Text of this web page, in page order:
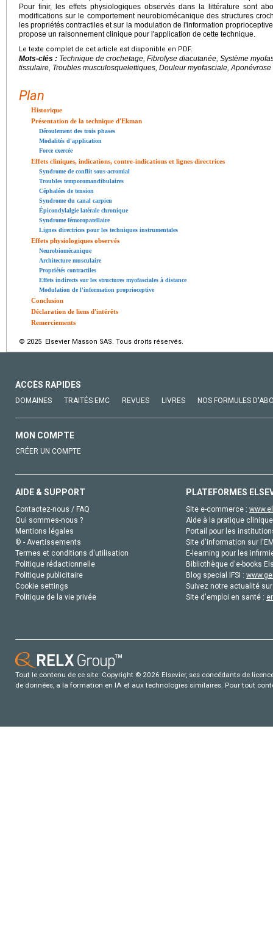
Pour finir, les effets physiologiques observés dans la littérature sont
modifications sur le comportement neurobiomécanique des structures
les propriétés contractiles et sur la modulation de l'information
propose un raisonnement clinique pour l'application de cette technique.
Le texte complet de cet article est disponible en PDF.
Mots-clés : Technique de crochetage, Fibrolyse diacutanée, Système
tissulaire, Troubles musculosquelettiques, Douleur myofasciale, Aponévrose
Plan
Historique
Présentation de la technique d'Ekman
Déroulement des trois phases
Modalités d'application
Force exercée
Effets cliniques, indications, contre-indications et lignes directrices
Syndrome de conflit sous-acromial
Troubles temporomandibulaires
Céphalées de tension
Syndrome du canal carpien
Épicondylalgie latérale chronique
Syndrome fémoropatellaire
Lignes directrices pour les techniques instrumentales
Effets physiologiques observés
Neurobiomécanique
Architecture musculaire
Propriétés contractiles
Effets indirects sur les structures myofasciales à distance
Modulation de l'information proprioceptive
Conclusion
Déclaration de liens d'intérêts
Remerciements
© 2025 Elsevier Masson SAS. Tous droits réservés.
ACCÈS RAPIDES
DOMAINES TRAITÉS EMC REVUES LIVRES NOS FORMULES
MON COMPTE
CRÉER UN COMPTE
AIDE & SUPPORT
Contactez-nous / FAQ
Qui sommes-nous ?
Mentions légales
© - Avertissements
Termes et conditions d'utilisation
Politique rédactionnelle
Politique publicitaire
Cookie settings
Politique de la vie privée
PLATEFORMES
Site e-commerce :
Aide à la pratique
Portail pour les
Site d'information sur
E-learning pour les
Bibliothèque d'e-books
Blog special IFSI :
Suivez notre actualité
Site d'emploi en santé :
Tout le contenu de ce site: Copyright © 2026 Elsevier, ses concédants de
de données, a la formation en IA et aux technologies similaires. Pour tout